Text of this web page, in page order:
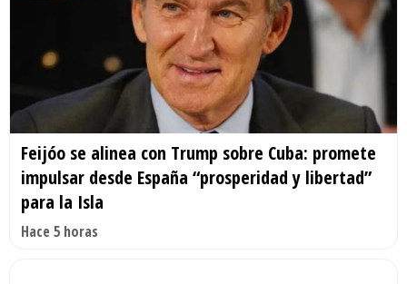
Feijóo se alinea con Trump sobre Cuba: promete
impulsar desde España “prosperidad y libertad”
para la Isla
Hace 5 horas